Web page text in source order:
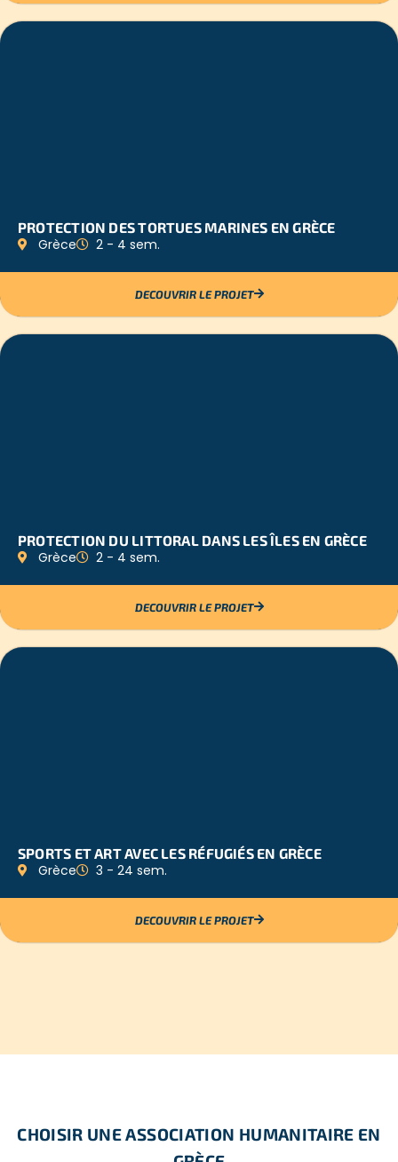
PROTECTION DES TORTUES MARINES EN GRÈCE
Grèce 2 - 4 sem.
DECOUVRIR LE PROJET
PROTECTION DU LITTORAL DANS LES ÎLES EN GRÈCE
Grèce 2 - 4 sem.
DECOUVRIR LE PROJET
SPORTS ET ART AVEC LES RÉFUGIÉS EN GRÈCE
Grèce 3 - 24 sem.
DECOUVRIR LE PROJET
CHOISIR UNE ASSOCIATION HUMANITAIRE EN